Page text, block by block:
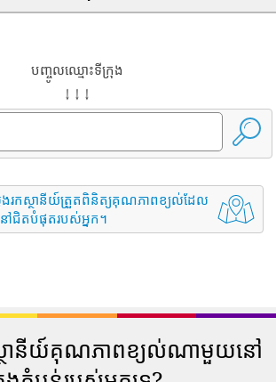
បញ្ចូលឈ្មោះទីក្រុង
↓ ↓ ↓
ងរកស្ថានីយ៍ត្រួតពិនិត្យគុណភាពខ្យល់ដែល
ៅជិតបំផុតរបស់អ្នក។
ស្ថានីយ៍គុណភាពខ្យល់ណាមួយនៅ